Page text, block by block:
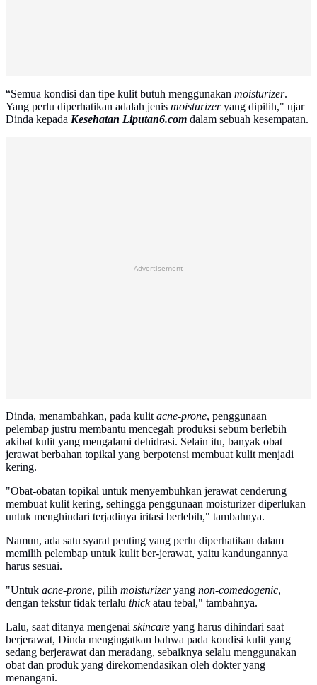
“Semua kondisi dan tipe kulit butuh menggunakan moisturizer.
Yang perlu diperhatikan adalah jenis moisturizeryang dipilih," ujar
Dinda kepada Kesehatan Liputan6.com dalam sebuah kesempatan.
Advertisement
Dinda, menambahkan, pada kulitacne-prone, penggunaan
pelembap justru membantu mencegah produksi sebum berlebih
akibat kulit yang mengalami dehidrasi. Selain itu, banyak obat
jerawat berbahan topikal yang berpotensi membuat kulit menjadi
kering.
"Obat-obatan topikal untuk menyembuhkan jerawat cenderung
membuat kulit kering, sehingga penggunaan moisturizer diperlukan
untuk menghindari terjadinya iritasi berlebih," tambahnya.
Namun, ada satu syarat penting yang perlu diperhatikan dalam
memilih pelembap untuk kulit ber-jerawat, yaitu kandungannya
harus sesuai.
"Untuk acne-prone, pilih moisturizeryang non-comedogenic,
dengan tekstur tidak terlalu thickatau tebal," tambahnya.
Lalu, saat ditanya mengenai skincare yang harus dihindari saat
berjerawat, Dinda mengingatkan bahwa pada kondisi kulit yang
sedang berjerawat dan meradang, sebaiknya selalu menggunakan
obat dan produk yang direkomendasikan oleh dokter yang
menangani.